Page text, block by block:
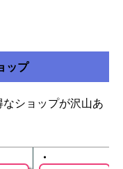
ップ
ショップが沢山あ
・